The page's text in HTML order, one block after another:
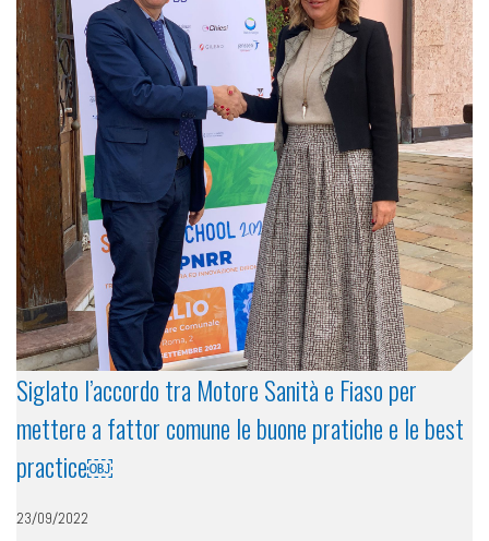
Siglato l’accordo tra Motore Sanità e Fiaso per
mettere a fattor comune le buone pratiche e le best
practice￼
23/09/2022